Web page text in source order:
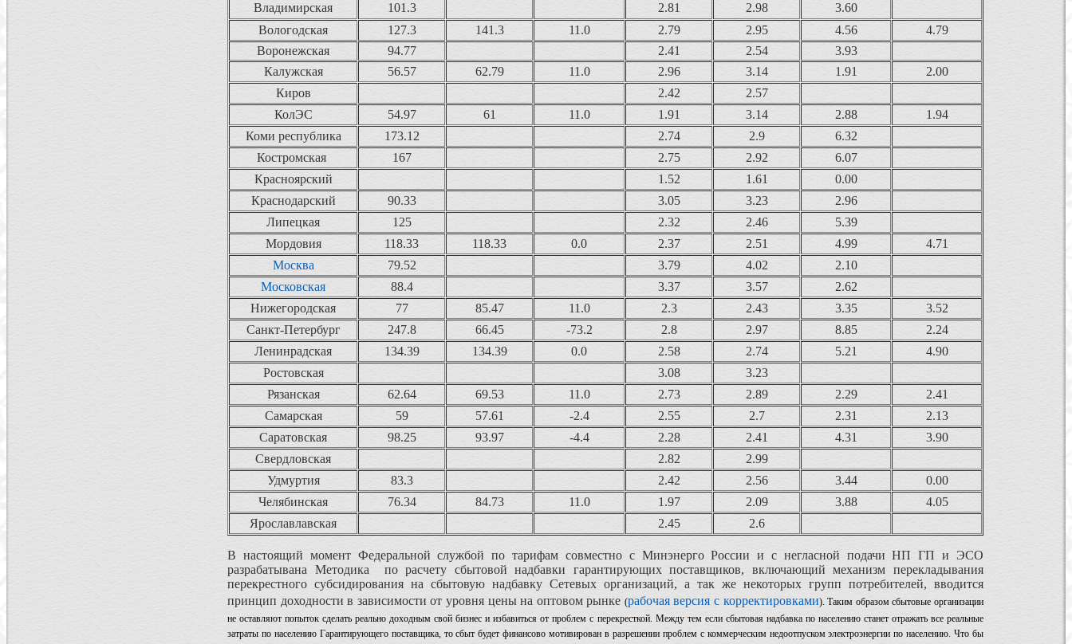
Владимирская
101.3 2.81 2.98
3.60
Вологодская
127.3 141.3 11.0 2.79 2.95 4.56
4.79
Воронежская
94.77 2.41 2.54
3.93
Калужская
56.57 62.79 11.0 2.96 3.14 1.91
2.00
Киров
2.42
2.57
КолЭС
54.97 61 11.0 1.91 3.14 2.88
1.94
Коми республика
173.12 2.74 2.9
6.32
Костромская
167 2.75 2.92
6.07
Красноярский
1.52 1.61
0.00
Краснодарский
90.33 3.05 3.23
2.96
Липецкая
125 2.32 2.46
5.39
Мордовия
118.33 118.33 0.0 2.37 2.51 4.99
4.71
Москва
79.52 3.79 4.02
2.10
Московская
88.4 3.37 3.57
2.62
Нижегородская
77 85.47 11.0 2.3 2.43 3.35
3.52
Санкт-Петербург
247.8 66.45 -73.2 2.8 2.97 8.85
2.24
Ленинрадская
134.39 134.39 0.0 2.58 2.74 5.21
4.90
Ростовская
3.08
3.23
Рязанская
62.64 69.53 11.0 2.73 2.89 2.29
2.41
Самарская
59 57.61 -2.4 2.55 2.7 2.31
2.13
Саратовская
98.25 93.97 -4.4 2.28 2.41 4.31
3.90
Свердловская
2.82
2.99
Удмуртия
83.3 2.42 2.56 3.44
0.00
Челябинская
76.34 84.73 11.0 1.97 2.09 3.88
4.05
Ярославлавская
2.45 2.6
В настоящий момент Федеральной службой по тарифам совместно с Минэнерго России и с негласной подачи НП ГП и ЭСО
разрабатывана Методика по расчету сбытовой надбавки гарантирующих поставщиков, включающий механизм перекладывания
перекрестного субсидирования на сбытовую надбавку Сетевых организаций, а так же некоторых групп потребителей, вводится
принцип доходности в зависимости от уровня цены на оптовом рынке (рабочая версия с корректировками). Таким образом сбытовые организации
не оставляют попыток сделать реально доходным свой бизнес и избавиться от проблем с перекресткой. Между тем если сбытовая надбавка по населению станет отражать все реальные
затраты по населению Гарантирующего поставщика, то сбыт будет финансово мотивирован в разрешении проблем с коммерческим недоотпуском электроэнергии по населению. Что бы